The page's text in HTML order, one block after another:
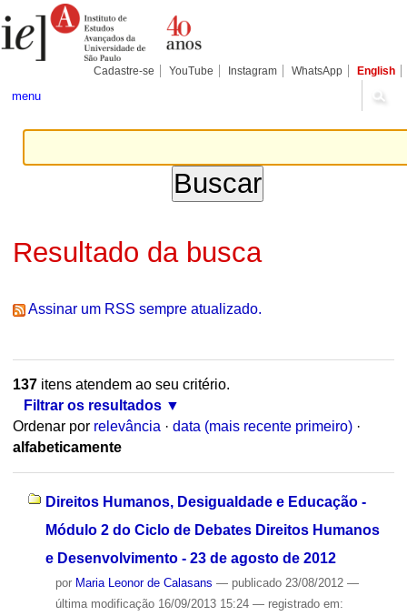
para
conteúdo.
Pessoais
Cadastre-se YouTube Instagram WhatsApp English
menu
Resultado da busca
Assinar um RSS sempre atualizado.
137itens atendem ao seu critério.
Filtrar os resultados
Ordenar por relevância · data (mais recente primeiro) ·
alfabeticamente
Direitos Humanos, Desigualdade e Educação -
Módulo 2 do Ciclo de Debates Direitos Humanos
e Desenvolvimento - 23 de agosto de 2012
por Maria Leonor de Calasans — publicado23/08/2012 —
última modificação16/09/2013 15:24 — registrado em: